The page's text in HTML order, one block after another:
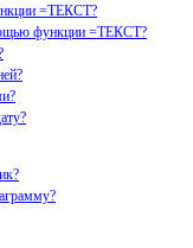
=ТЕКСТ?
функции =ТЕКСТ?